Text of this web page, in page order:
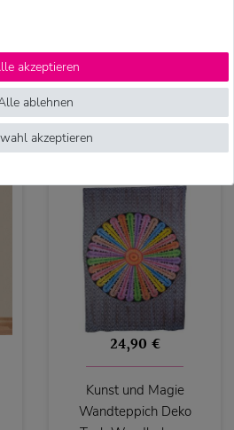
Tagesdecke
Wandbehang Deko
Lebensbaum UV Aktiv
ca. 200 x 135 cm
24,90 €
Kunst und Magie
Wandteppich Deko
akzeptieren
ablehnen
akzeptieren